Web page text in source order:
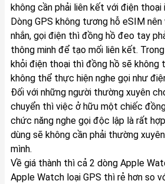
không cần phải liên kết với điện thoại
Dòng GPS không tương hỗ eSIM
nhắn, gọi điện thì đồng hồ đeo tay
thông minh để tạo mối liên kết.
khỏi điện thoại thì đồng hồ sẽ
không thể thực hiện nghe gọi như
Đối với những người thường xuyên
chuyển thì việc ở hữu một chiếc
chức năng nghe gọi độc lập là rất
dùng sẽ không cần phải thường
mình.
Về giá thành thì cả 2 dòng Apple
Apple Watch loại GPS thì rẻ hơn so